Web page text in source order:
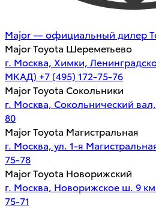
Major — официальный дилер
Major Toyota Шереметьево
г. Москва, Химки,
МКАД) +7 (495) 172-75-76
Major Toyota Сокольники
г. Москва, Сокольнический
80
Major Toyota Магистральная
г. Москва, ул. 1-я
75-78
Major Toyota Новорижский
г. Москва, Новорижское ш. 9
75-71